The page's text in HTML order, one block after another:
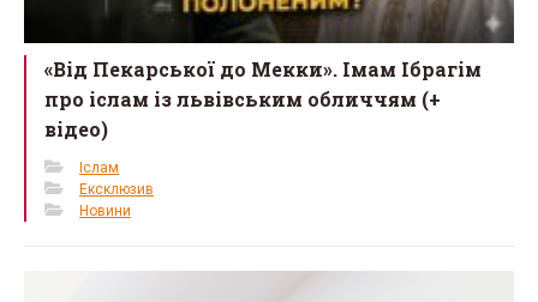
«Від Пекарської до Мекки». Імам Ібрагім
про іслам із львівським обличчям (+
відео)
Іслам
Ексклюзив
Новини